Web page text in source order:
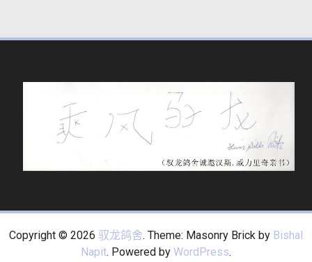
Copyright © 2026 驭龙鸽舍. Theme: Masonry Brick by Bishal
Napit. Powered by WordPress.